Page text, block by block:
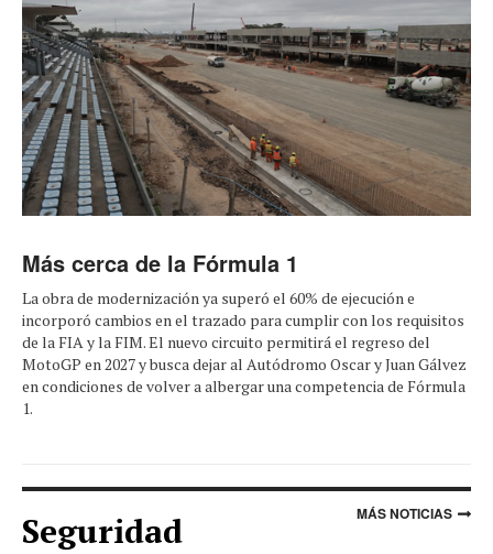
Más cerca de la Fórmula 1
La obra de modernización ya superó el 60% de ejecución e
incorporó cambios en el trazado para cumplir con los requisitos
de la FIA y la FIM. El nuevo circuito permitirá el regreso del
MotoGP en 2027 y busca dejar al Autódromo Oscar y Juan Gálvez
en condiciones de volver a albergar una competencia de Fórmula
1.
Seguridad MÁS NOTICIAS